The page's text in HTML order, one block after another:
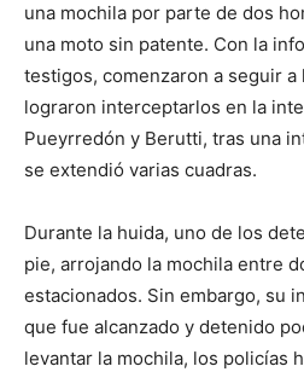
una mochila por parte de dos
una moto sin patente. Con la
testigos, comenzaron a seguir
lograron interceptarlos en la
Pueyrredón y Berutti, tras una
se extendió varias cuadras.
Durante la huida, uno de los
pie, arrojando la mochila entre
estacionados. Sin embargo, su
que fue alcanzado y detenido
levantar la mochila, los policías